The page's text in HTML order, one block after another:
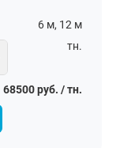
6 м, 12 м
тн.
68500 руб. / тн.